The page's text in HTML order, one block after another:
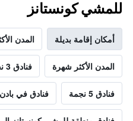
للمشي كونستانز
أمكان إقامة بديلة المدن
المدن الأكثر شهرة فنادق 3 نجمة
فنادق 5 نجمة فنادق في